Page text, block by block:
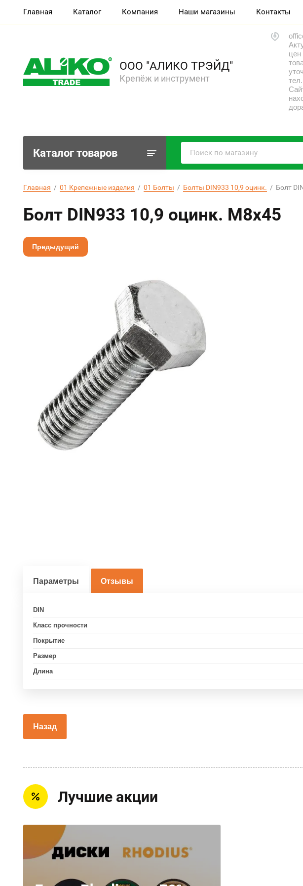
Главная Каталог Компания Наши магазины Контакты
ООО "АЛИКО ТРЭЙД"
Крепёж и инструмент
цен
тел.
Каталог товаров
Главная
  /
01 Крепежные изделия
  /
01 Болты
  /
Болты DIN933 10,9 оцинк.
/  Болт
Болт DIN933 10,9 оцинк. М8х45
Предыдущий
Параметры Отзывы
DIN
Класс прочности
Покрытие
Размер
Длина
Назад
Лучшие акции